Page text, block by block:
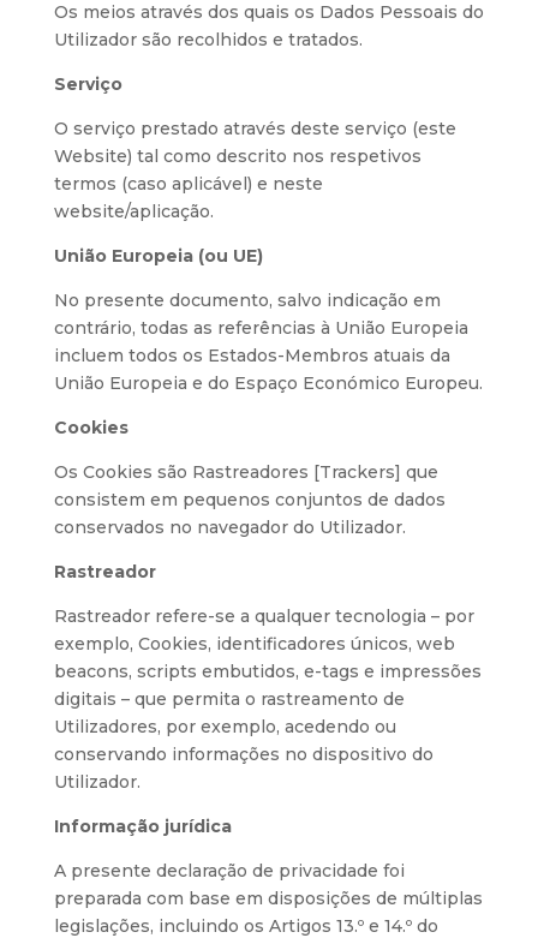
Os meios através dos quais os Dados Pessoais do
Utilizador são recolhidos e tratados.
Serviço
O serviço prestado através deste serviço (este
Website) tal como descrito nos respetivos
termos (caso aplicável) e neste
website/aplicação.
União Europeia (ou UE)
No presente documento, salvo indicação em
contrário, todas as referências à União Europeia
incluem todos os Estados-Membros atuais da
União Europeia e do Espaço Económico Europeu.
Cookies
Os Cookies são Rastreadores [Trackers] que
consistem em pequenos conjuntos de dados
conservados no navegador do Utilizador.
Rastreador
Rastreador refere-se a qualquer tecnologia – por
exemplo, Cookies, identificadores únicos, web
beacons, scripts embutidos, e-tags e impressões
digitais – que permita o rastreamento de
Utilizadores, por exemplo, acedendo ou
conservando informações no dispositivo do
Utilizador.
Informação jurídica
A presente declaração de privacidade foi
preparada com base em disposições de múltiplas
legislações, incluindo os Artigos 13.º e 14.º do